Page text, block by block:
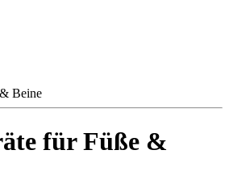
Beine
für Füße &